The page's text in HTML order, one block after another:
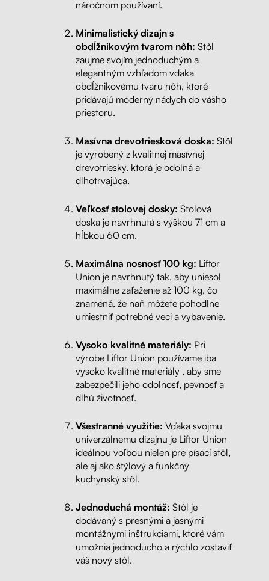
náročnom používaní.
Minimalistický dizajn s
obdĺžnikovým tvarom nôh: Stôl
zaujme svojím jednoduchým a
elegantným vzhľadom vďaka
obdĺžnikovému tvaru nôh, ktoré
pridávajú moderný nádych do vášho
priestoru.
Masívna drevotriesková doska: Stôl
je vyrobený z kvalitnej masívnej
drevotriesky, ktorá je odolná a
dlhotrvajúca.
Veľkosť stolovej dosky: Stolová
doska je navrhnutá s výškou 71 cm a
hĺbkou 60 cm.
Maximálna nosnosť 100 kg: Liftor
Union je navrhnutý tak, aby uniesol
maximálne zaťaženie až 100 kg, čo
znamená, že naň môžete pohodlne
umiestniť potrebné veci a vybavenie.
Vysoko kvalitné materiály: Pri
výrobe Liftor Union používame iba
vysoko kvalitné materiály , aby sme
zabezpečili jeho odolnosť, pevnosť a
dlhú životnosť.
Všestranné využitie: Vďaka svojmu
univerzálnemu dizajnu je Liftor Union
ideálnou voľbou nielen pre písací stôl,
ale aj ako štýlový a funkčný
kuchynský stôl.
Jednoduchá montáž: Stôl je
dodávaný s presnými a jasnými
montážnymi inštrukciami, ktoré vám
umožnia jednoducho a rýchlo zostaviť
váš nový stôl.